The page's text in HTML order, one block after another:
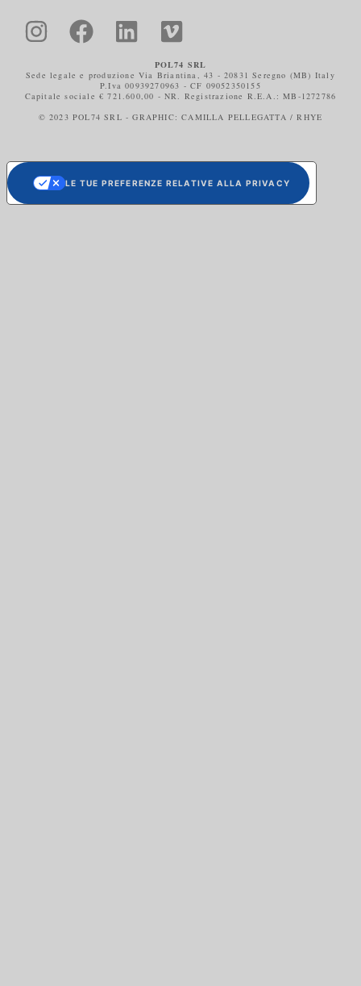
POL74 SRL
Sede legale e produzione Via Briantina, 43 - 20831 Seregno (MB) Italy
P.Iva 00939270963 - CF 09052350155
Capitale sociale € 721.600,00 - NR. Registrazione R.E.A.: MB-1272786
© 2023 POL74 SRL - GRAPHIC: CAMILLA PELLEGATTA / RHYE
LE TUE PREFERENZE RELATIVE ALLA PRIVACY